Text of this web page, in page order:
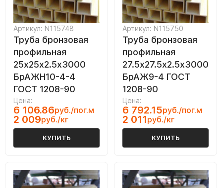
Артикул: N115748
Труба бронзовая
профильная
25х25х2.5х3000
БрАЖН10-4-4
ГОСТ 1208-90
Цена:
6 106.86руб./пог.м
2 009руб./кг
КУПИТЬ
Артикул: N115750
Труба бронзовая
профильная
27.5х27.5х2.5х3000
БрАЖ9-4 ГОСТ
1208-90
Цена:
6 792.15руб./пог.м
2 011руб./кг
КУПИТЬ